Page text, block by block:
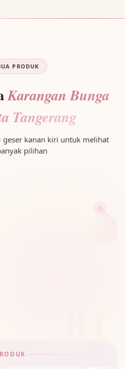
PRODUK
Karangan Bunga
Tangerang
kanan kiri untuk melihat
pilihan
🌸